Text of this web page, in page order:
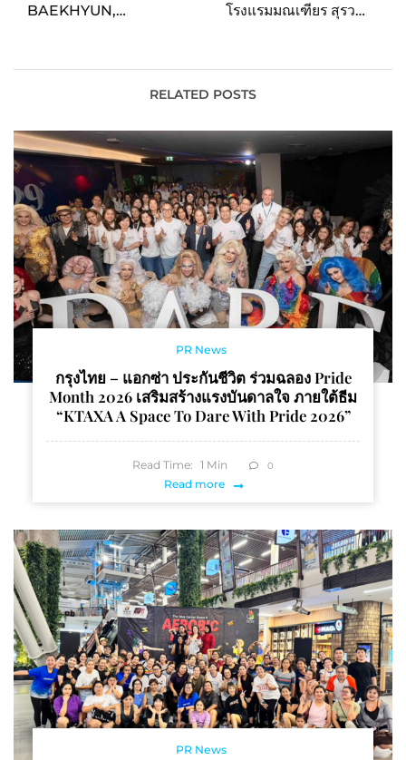
BAEKHYUN,
และ ICHILLIN’ ขึ้นโชว์ใน
2023” เสาร์ที่ 6 พค. 66 ณ
ไบเทค บางนา
โรงแรมมณเฑียร สุรวงศ์
RELATED POSTS
PR News
กรุงไทย – แอกซ่า ประกันชีวิต ร่วมฉลอง Pride
Month 2026 เสริมสร้างแรงบันดาลใจ ภายใต้ธีม
“KTAXA A Space To Dare With Pride 2026”
Read Time: 1 Min 0
Read more
PR News